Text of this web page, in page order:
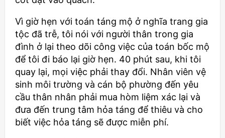
Vì giờ hẹn với toán táng mộ ở nghĩa trang gia
tộc đã trễ, tôi nói với người thân trong gia
đình ở lại theo dõi công việc của toán bốc mộ
để tôi đi báo lại giờ hẹn. 40 phút sau, khi tôi
quay lại, mọi việc phải thay đổi. Nhân viên vệ
sinh môi trường và cán bộ phường đến yêu
cầu thân nhân phải mua hòm liệm xác lại và
đưa đến trung tâm hỏa táng để thiêu và cho
biết việc hỏa táng sẽ được miễn phí.